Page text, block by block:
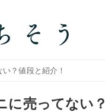
？値段と紹介！
に売ってない？